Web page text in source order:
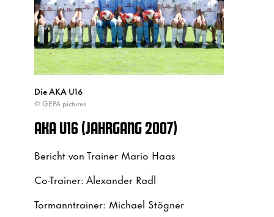
Die AKA U16
© GEPA pictures
AKA U16 (JAHRGANG 2007)
Bericht von Trainer Mario Haas
Co-Trainer: Alexander Radl
Tormanntrainer: Michael Stögner